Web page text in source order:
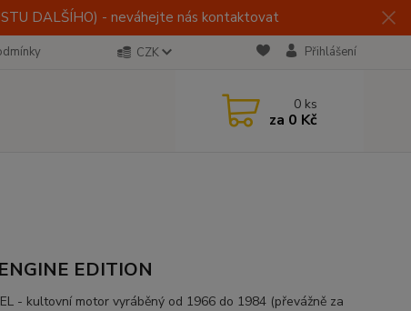
DALŠÍHO) - neváhejte nás kontaktovat
CZK Přihlášení
0 ks
za 0 Kč
EDITION
- kultovní motor vyráběný od 1966 do 1984 (převážně za